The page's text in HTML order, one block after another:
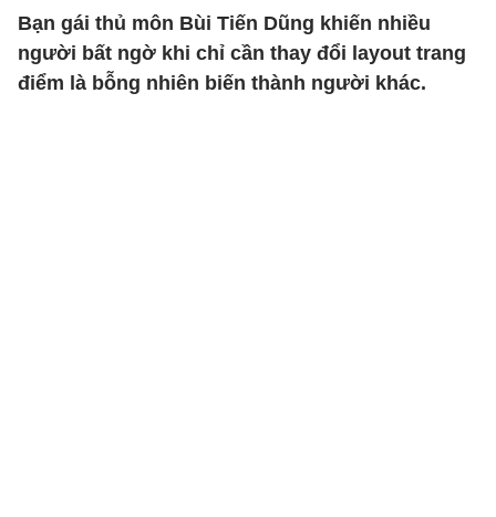
Bạn gái thủ môn Bùi Tiến Dũng khiến nhiều
người bất ngờ khi chỉ cần thay đổi layout trang
điểm là bỗng nhiên biến thành người khác.